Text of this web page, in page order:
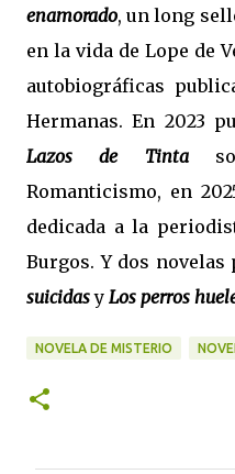
enamorado, un long
en la vida de Lope de
autobiográficas
Hermanas. En 2023
Lazos de Tinta
Romanticismo, en
dedicada a la
Burgos. Y dos novelas
suicidasy Los perros
NOVELA DE MISTERIO